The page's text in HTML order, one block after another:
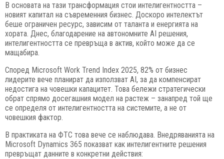
В основата на тази трансформация стои интелигентността –
новият капитал на съвременния бизнес. Доскоро интелектът
беше ограничен ресурс, зависим от таланта и енергията на
хората. Днес, благодарение на автономните AI решения,
интелигентността се превръща в актив, който може да се
мащабира.
Според Microsoft Work Trend Index 2025, 82% от бизнес
лидерите вече планират да използват AI, за да компенсират
недостига на човешки капацитет. Това бележи стратегически
обрат спрямо досегашния модел на растеж – занапред той ще
се определя от интелигентността на системите, а не от
човешкия фактор.
В практиката на ФТС това вече се наблюдава. Внедряванията на
Microsoft Dynamics 365 показват как интелигентните решения
превръщат данните в конкретни действия: